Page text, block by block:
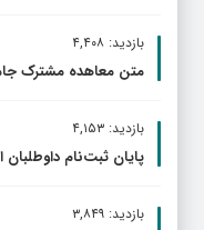
بازدید: ۴,۴۰۸
متن معاهده مشترک
بازدید: ۴,۱۵۳
پایان ثبت‌نام
بازدید: ۳,۸۴۹